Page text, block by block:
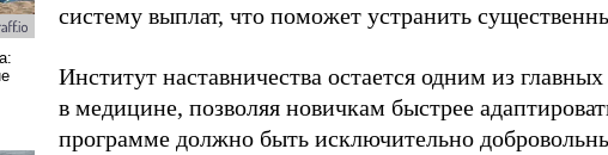
систему выплат, что поможет устранить
Институт наставничества остается одним из
в медицине, позволяя новичкам быстрее
программе должно быть исключительно